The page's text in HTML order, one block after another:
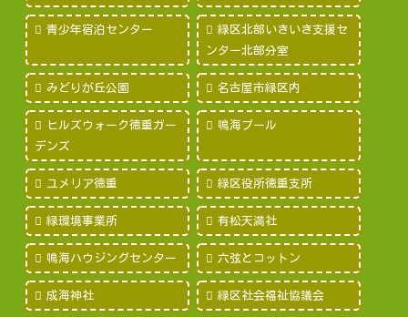
青少年宿泊センター
緑区北部いきいき支援セ
ンター北部分室
みどりが丘公園 名古屋市緑区内
ヒルズウォーク徳重ガー
デンズ
鳴海プール
ユメリア徳重 緑区役所徳重支所
緑環境事業所 有松天満社
鳴海ハウジングセンター 六弦とコットン
成海神社 緑区社会福祉協議会